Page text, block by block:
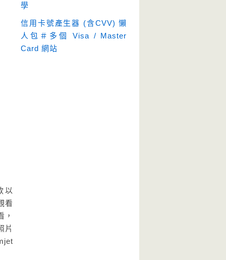
以
看
，
片
學
信用卡號產生器 (含CVV) 懶
人包＃多個 Visa / Master
Card 網站